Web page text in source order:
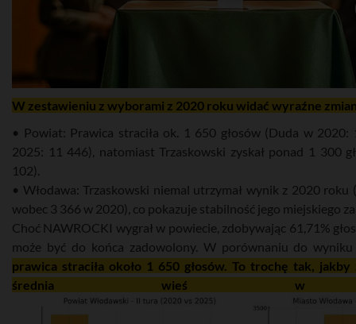
W zestawieniu z wyborami z 2020 roku widać wyraźne
• Powiat: Prawica straciła ok. 1 650 głosów (Duda w
2025: 11 446), natomiast Trzaskowski zyskał ponad 1 300
102).
• Włodawa: Trzaskowski niemal utrzymał wynik z 2020 roku
wobec 3 366 w 2020), co pokazuje stabilność jego miejskiego
Choć NAWROCKI wygrał w powiecie, zdobywając 61,71%
może być do końca zadowolony. W porównaniu do
prawica straciła około 1 650 głosów. To trochę tak, jakby
średnia wieś w